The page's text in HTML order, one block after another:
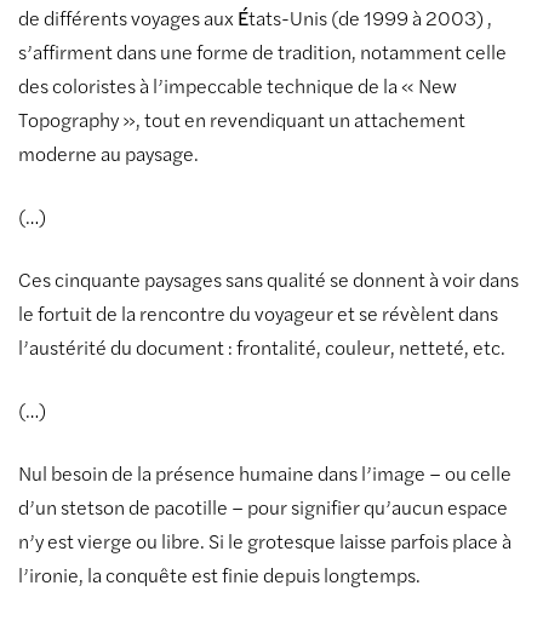
de différents voyages auxÉtats-Unis (de 1999 à 2003) ,
s’affirment dans une forme de tradition, notamment celle
des coloristes à l’impeccable technique de la « New
Topography », tout en revendiquant un attachement
moderne au paysage.
(…)
Ces cinquante paysages sans qualité se donnent à voir dans
le fortuit de la rencontre du voyageur et se révèlent dans
l’austérité du document : frontalité, couleur, netteté, etc.
(…)
Nul besoin de la présence humaine dans l’image – ou celle
d’un stetson de pacotille – pour signifier qu’aucun espace
n’y est vierge ou libre. Si le grotesque laisse parfois place à
l’ironie, la conquête est finie depuis longtemps.